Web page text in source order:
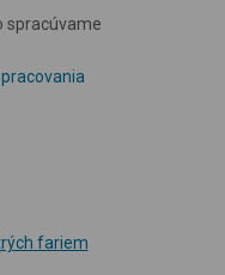
spracúvame
fariem